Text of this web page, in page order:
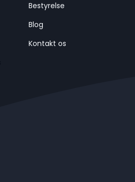
Bestyrelse
Blog
Kontakt os